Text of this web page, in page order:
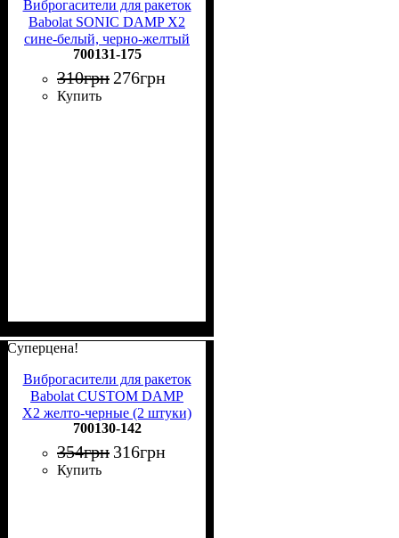
Виброгасители для ракеток
Babolat SONIC DAMP X2
сине-белый, черно-желтый
(2 штуки) 700131-175
700131-175
310грн 276грн
Купить
Суперцена!
Виброгасители для ракеток
Babolat CUSTOM DAMP
X2 желто-черные (2 штуки)
700130-142
700130-142
354грн 316грн
Купить